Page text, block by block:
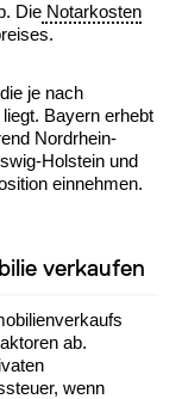
Die Notarkosten
je nach
Bayern erhebt
Nordrhein-
Holstein und
einnehmen.
verkaufen
ab.
wenn